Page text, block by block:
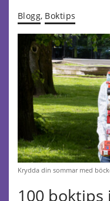
Blogg, Boktips
Krydda din sommar med
100